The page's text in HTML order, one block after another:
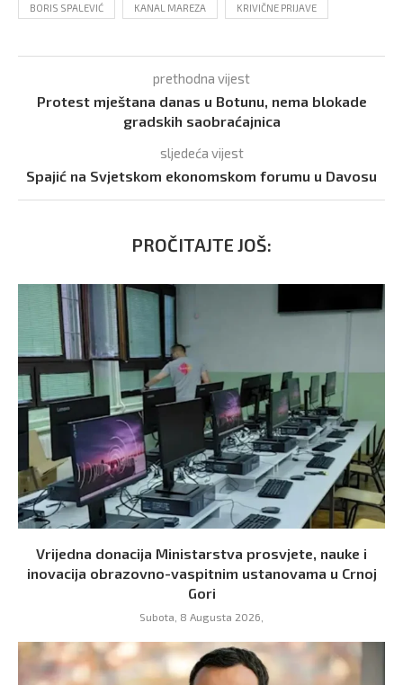
BORIS SPALEVIĆ KANAL MAREZA KRIVIČNE PRIJAVE
prethodna vijest
Protest mještana danas u Botunu, nema blokade
gradskih saobraćajnica
sljedeća vijest
Spajić na Svjetskom ekonomskom forumu u Davosu
PROČITAJTE JOŠ:
Vrijedna donacija Ministarstva prosvjete, nauke i
inovacija obrazovno-vaspitnim ustanovama u Crnoj
Gori
Subota, 8 Augusta 2026,